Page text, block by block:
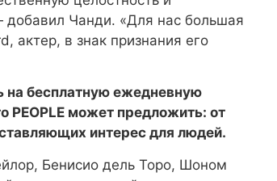
Чанди. «Для нас большая
актер, в знак признания его
на бесплатную ежедневную
PEOPLE может предложить: от
интерес для людей.
Бенисио дель Торо, Шоном